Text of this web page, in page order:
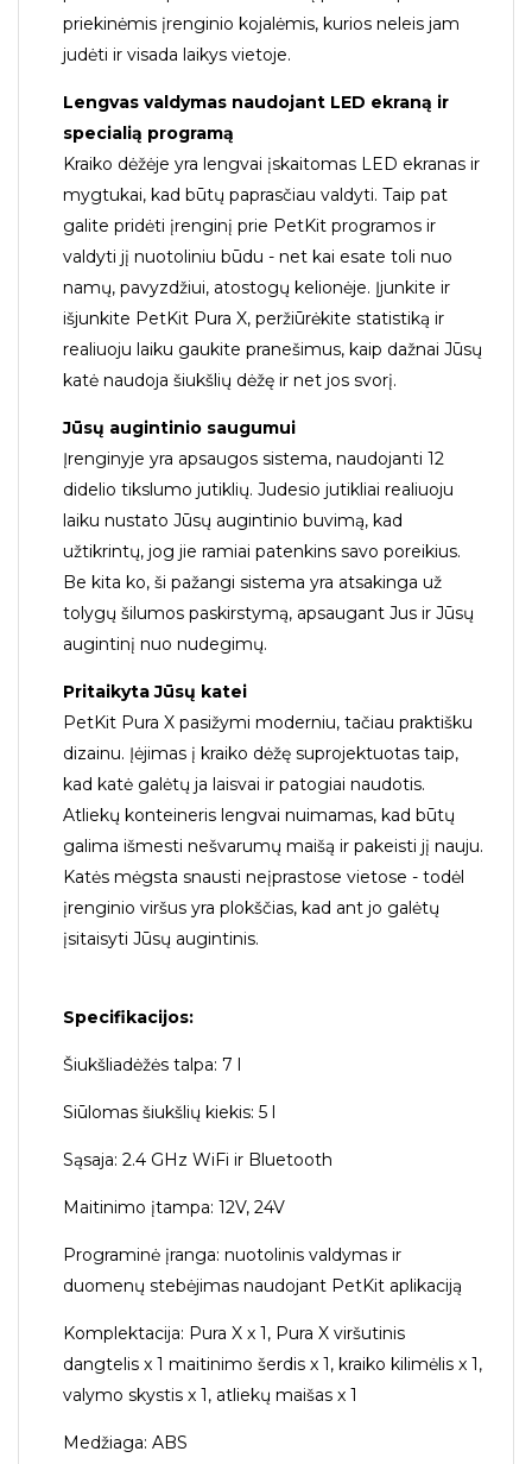
priekinėmis įrenginio kojalėmis, kurios neleis jam
judėti ir visada laikys vietoje.
Lengvas valdymas naudojant LED ekraną ir
specialią programą
Kraiko dėžėje yra lengvai įskaitomas LED ekranas ir
mygtukai, kad būtų paprasčiau valdyti. Taip pat
galite pridėti įrenginį prie PetKit programos ir
valdyti jį nuotoliniu būdu - net kai esate toli nuo
namų, pavyzdžiui, atostogų kelionėje. Įjunkite ir
išjunkite PetKit Pura X, peržiūrėkite statistiką ir
realiuoju laiku gaukite pranešimus, kaip dažnai Jūsų
katė naudoja šiukšlių dėžę ir net jos svorį.
Jūsų augintinio saugumui
Įrenginyje yra apsaugos sistema, naudojanti 12
didelio tikslumo jutiklių. Judesio jutikliai realiuoju
laiku nustato Jūsų augintinio buvimą, kad
užtikrintų, jog jie ramiai patenkins savo poreikius.
Be kita ko, ši pažangi sistema yra atsakinga už
tolygų šilumos paskirstymą, apsaugant Jus ir Jūsų
augintinį nuo nudegimų.
Pritaikyta Jūsų katei
PetKit Pura X pasižymi moderniu, tačiau praktišku
dizainu. Įėjimas į kraiko dėžę suprojektuotas taip,
kad katė galėtų ja laisvai ir patogiai naudotis.
Atliekų konteineris lengvai nuimamas, kad būtų
galima išmesti nešvarumų maišą ir pakeisti jį nauju.
Katės mėgsta snausti neįprastose vietose - todėl
įrenginio viršus yra plokščias, kad ant jo galėtų
įsitaisyti Jūsų augintinis.
Specifikacijos:
Šiukšliadėžės talpa: 7 l
Siūlomas šiukšlių kiekis: 5 l
Sąsaja: 2.4 GHz WiFi ir Bluetooth
Maitinimo įtampa: 12V, 24V
Programinė įranga: nuotolinis valdymas ir
duomenų stebėjimas naudojant PetKit aplikaciją
Komplektacija: Pura X x 1, Pura X viršutinis
dangtelis x 1 maitinimo šerdis x 1, kraiko kilimėlis x 1,
valymo skystis x 1, atliekų maišas x 1
Medžiaga: ABS